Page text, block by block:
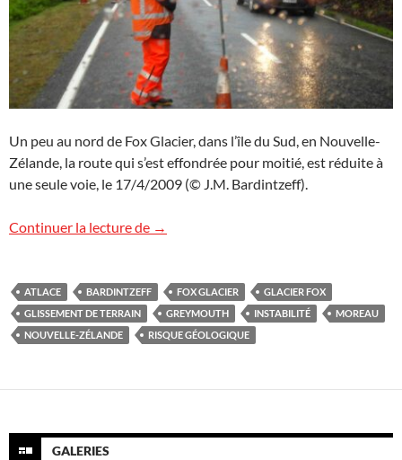
Un peu au nord de Fox Glacier, dans l’île du Sud, en Nouvelle-
Zélande, la route qui s’est effondrée pour moitié, est réduite à
une seule voie, le 17/4/2009 (© J.M. Bardintzeff).
Continuer la lecture de Glissement de terrain en Nouvelle-
→
ATLACE BARDINTZEFF FOX GLACIER
GLACIER FOX
GLISSEMENT DE TERRAIN
GREYMOUTH INSTABILITÉ
MOREAU
NOUVELLE-ZÉLANDE
RISQUE GÉOLOGIQUE
GALERIES